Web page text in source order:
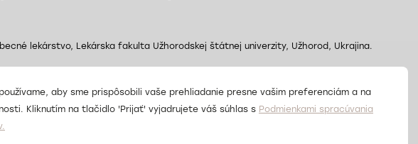
lekárstvo, Lekárska fakulta Užhorodskej štátnej univerzity, Užhorod, Ukrajina.
kozmetický salón “La Charme”, Bratislava.
Medicínske centrum Doktorpro.
aby sme prispôsobili vaše prehliadanie presne vašim preferenciám a na
Kliknutím na tlačidlo 'Prijať' vyjadrujete váš súhlas s Podmienkami spracúvania